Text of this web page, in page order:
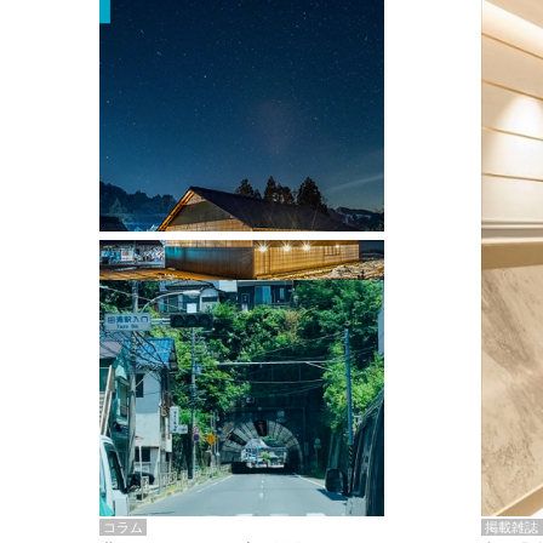
掲載雑誌
掲載雑誌・書籍
『街歩き研修「アールデコとモダニズ
ム、和風バロック」』のレポート記事が
掲載
コラム